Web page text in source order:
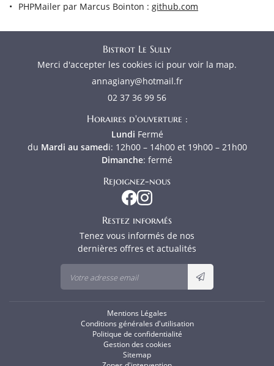
PHPMailer par Marcus Bointon : github.com
Bistrot Le Sully
Merci d'accepter les cookies ici pour voir la map.
02 37 36 99 56
Horaires d'ouverture :
Lundi Fermé
du Mardi au samedi: 12h00 – 14h00 et 19h00 – 21h00
Dimanche: fermé
Rejoignez-nous
Restez informés
Tenez vous informés de nos
dernières offres et actualités
Mentions Légales
Conditions générales d'utilisation
Politique de confidentialité
Gestion des cookies
Sitemap